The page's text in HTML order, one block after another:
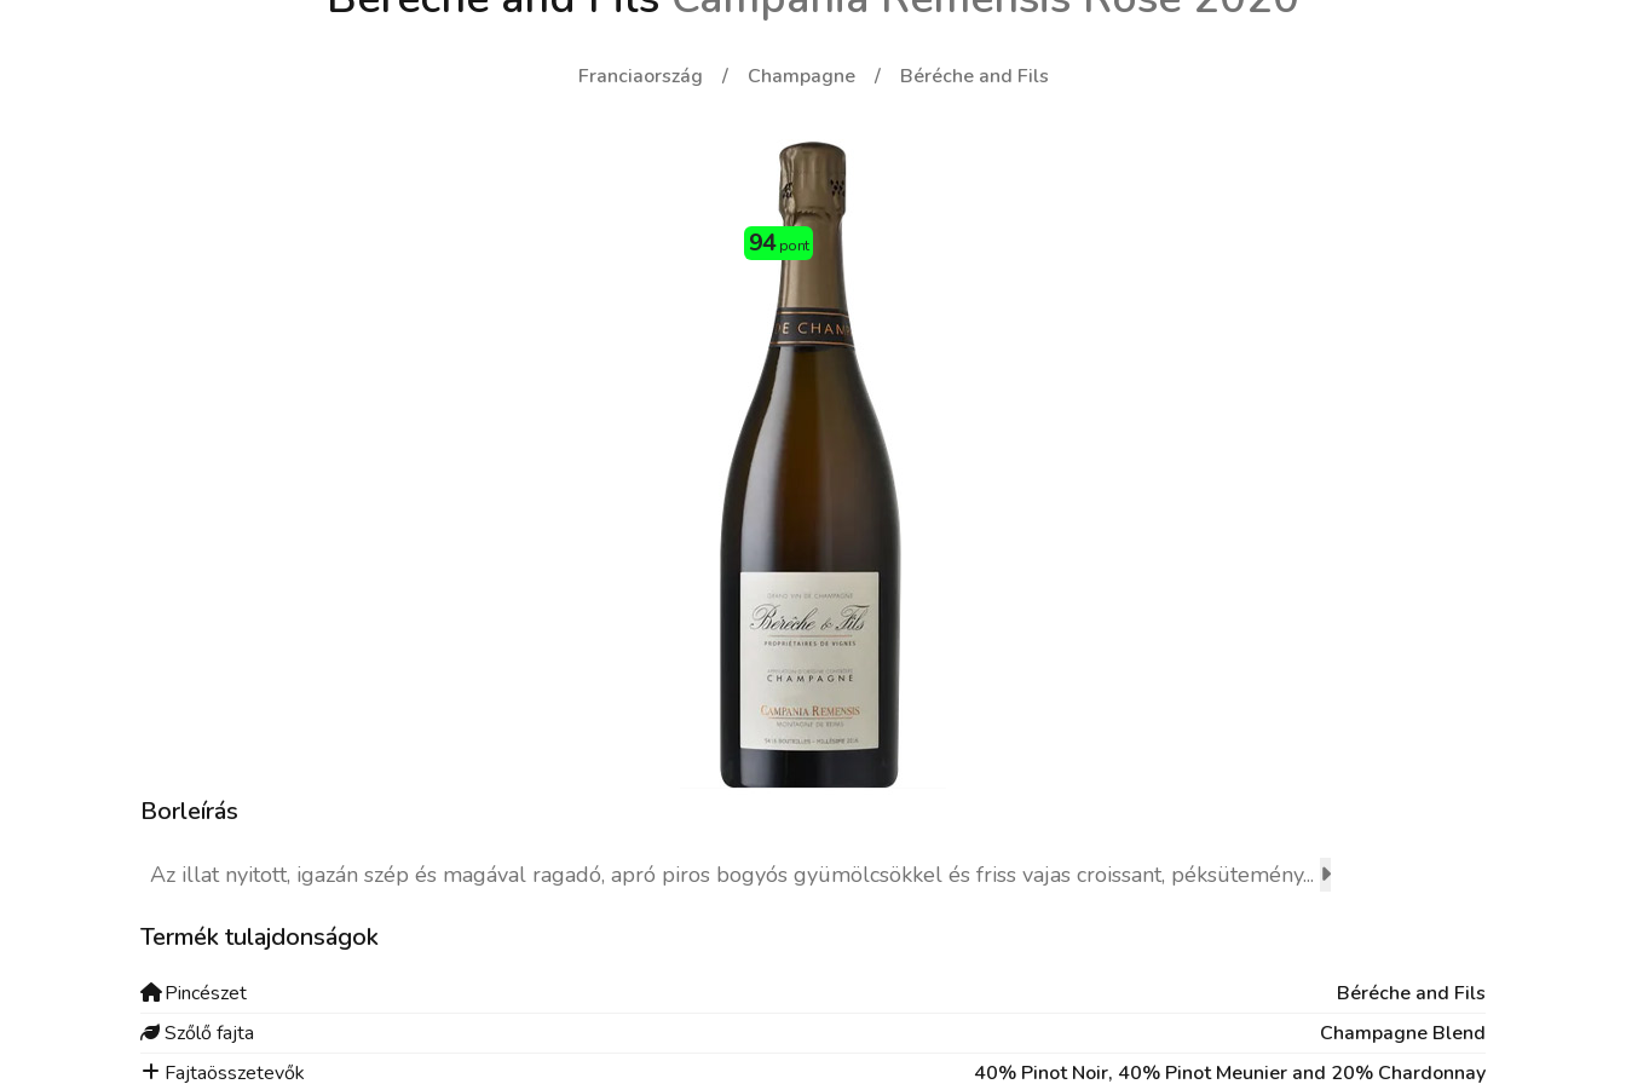
Franciaország Champagne Béréche and Fils
Borleírás
Az illat nyitott, igazán szép és magával ragadó, apró piros bogyós gyümölcsökkel és friss vajas croissant, péksütemény...
Termék tulajdonságok
Pincészet
Béréche and Fils
Szőlő fajta
Champagne Blend
Fajtaösszetevők
40% Pinot Noir, 40% Pinot Meunier and 20% Chardonnay
94 pont